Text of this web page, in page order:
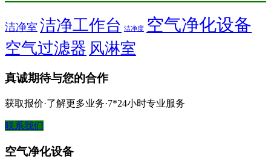
洁净室 洁净工作台 洁净度 空气净化设备
空气过滤器 风淋室
真诚期待与您的合作
获取报价·了解更多业务·7*24小时专业服务
联系我们
空气净化设备